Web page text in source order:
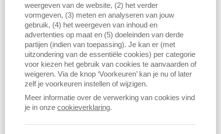
weergeven van de website, (2) het verder
vormgeven, (3) meten en analyseren van jouw
gebruik, (4) het weergeven van inhoud en
advertenties op maat en (5) doeleinden van derde
partijen (indien van toepassing). Je kan er (met
uitzondering van de essentiële cookies) per categorie
voor kiezen het gebruik van cookies te aanvaarden of
weigeren. Via de knop ‘Voorkeuren’ kan je nu of later
zelf je voorkeuren instellen of wijzigen.
Meer informatie over de verwerking van cookies vind
je in onze cookieverklaring.